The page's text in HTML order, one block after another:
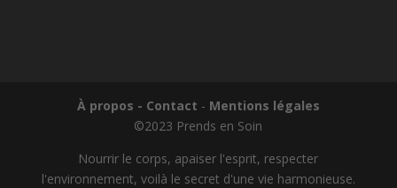
À propos - Contact - Mentions légales
©2023 Prends en Soin
Nourrir le corps, apaiser l'esprit, respecter
l'environnement, voilà le secret d'une vie harmonieuse.